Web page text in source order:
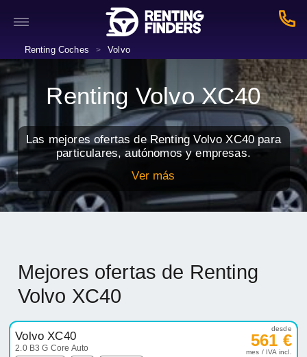
Renting Coches > Volvo
Renting Volvo XC40
Las mejores ofertas de Renting Volvo XC40 para
particulares, autónomos y empresas.
Ver más
Mejores ofertas de Renting
Volvo XC40
Volvo XC40
2.0 B3 G Core Auto
desde
561 €
mes / IVA incl.